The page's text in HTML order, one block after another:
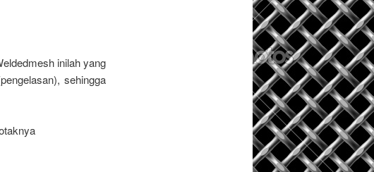
inilah yang
sehingga